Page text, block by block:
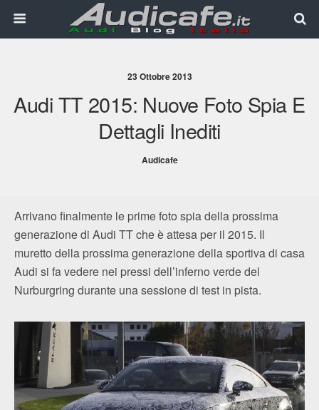
23 Ottobre 2013
Audi TT 2015: Nuove Foto Spia E
Dettagli Inediti
Audicafe
Arrivano finalmente le prime foto spia della prossima
generazione di Audi TT che è attesa per il 2015. Il
muretto della prossima generazione della sportiva di casa
Audi si fa vedere nei pressi dell’inferno verde del
Nurburgring durante una sessione di test in pista.